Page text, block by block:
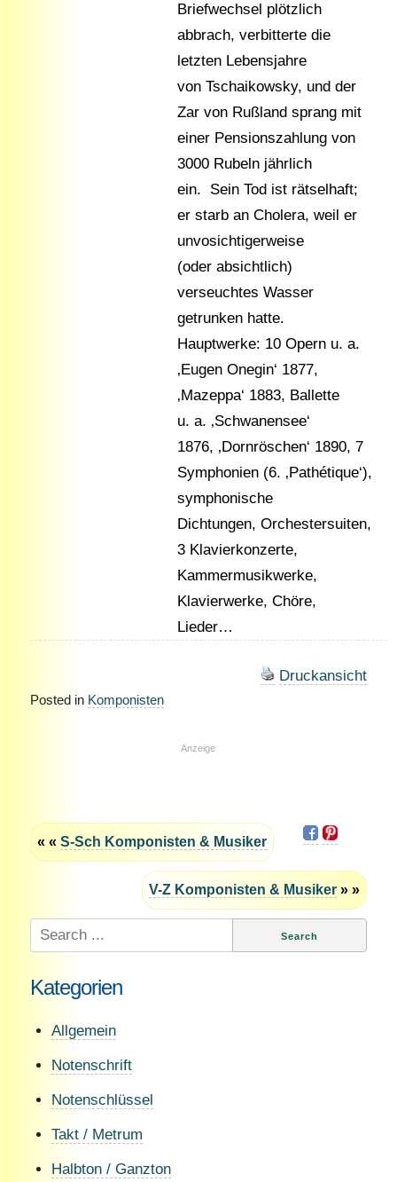
Briefwechsel plötzlich
abbrach, verbitterte die
letzten Lebensjahre
von Tschaikowsky, und der
Zar von Rußland sprang mit
einer Pensionszahlung von
3000 Rubeln jährlich
ein. Sein Tod ist rätselhaft;
er starb an Cholera, weil er
unvosichtigerweise
(oder absichtlich)
verseuchtes Wasser
getrunken hatte.
Hauptwerke: 10 Opern u. a.
‚Eugen Onegin‘ 1877,
‚Mazeppa‘ 1883, Ballette
u. a. ‚Schwanensee‘
1876, ‚Dornröschen‘ 1890, 7
Symphonien (6. ‚Pathétique‘),
symphonische
Dichtungen, Orchestersuiten,
3 Klavierkonzerte,
Kammermusikwerke,
Klavierwerke, Chöre,
Lieder…
Druckansicht
Posted in Komponisten
Anzeige
« « S-Sch Komponisten & Musiker
V-Z Komponisten & Musiker» »
Search
for:
Kategorien
Allgemein
Notenschrift
Notenschlüssel
Takt / Metrum
Halbton / Ganzton